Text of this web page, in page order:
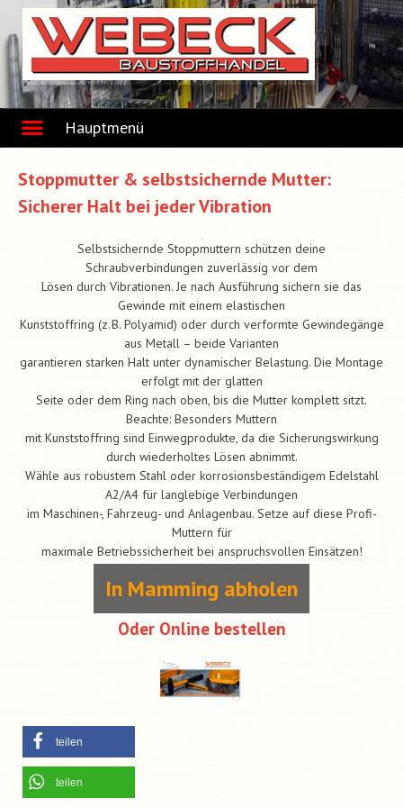
content
Hauptmenü
Stoppmutter & selbstsichernde Mutter:
Sicherer Halt bei jeder Vibration
Selbstsichernde Stoppmuttern schützen deine
Schraubverbindungen zuverlässig vor dem
Lösen durch Vibrationen. Je nach Ausführung sichern sie das
Gewinde mit einem elastischen
Kunststoffring (z. B. Polyamid) oder durch verformte Gewindegänge
aus Metall – beide Varianten
garantieren starken Halt unter dynamischer Belastung. Die Montage
erfolgt mit der glatten
Seite oder dem Ring nach oben, bis die Mutter komplett sitzt.
Beachte: Besonders Muttern
mit Kunststoffring sind Einwegprodukte, da die Sicherungswirkung
durch wiederholtes Lösen abnimmt.
Wähle aus robustem Stahl oder korrosionsbeständigem Edelstahl
A2/A4 für langlebige Verbindungen
im Maschinen-, Fahrzeug- und Anlagenbau. Setze auf diese Profi-
Muttern für
maximale Betriebssicherheit bei anspruchsvollen Einsätzen!
In Mamming abholen
Oder Online bestellen
teilen
teilen